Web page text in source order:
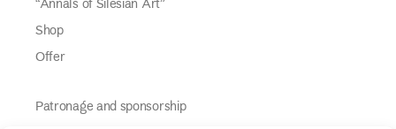
“Annals of Silesian Art”
Shop
Offer
Patronage and sponsorship